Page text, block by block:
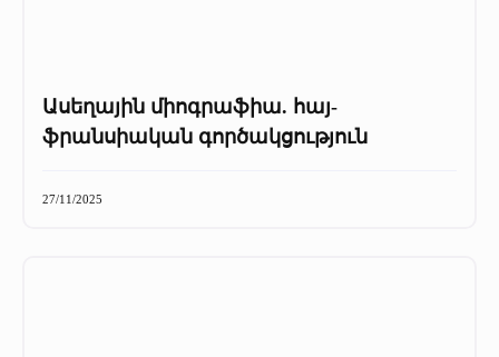
Ասեղային միոգրաֆիա. հայ-
ֆրանսիական գործակցություն
27/11/2025